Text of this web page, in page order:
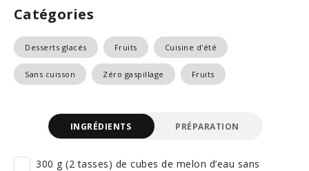
Catégories
Desserts glacés Fruits Cuisine d'été
Sans cuisson Zéro gaspillage Fruits
INGRÉDIENTS PRÉPARATION
300 g (2 tasses) de cubes de melon d’eau sans